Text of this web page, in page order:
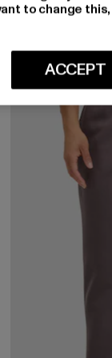
EUR 19,94
Huidige prijs:EUR
to change
ACCEPT